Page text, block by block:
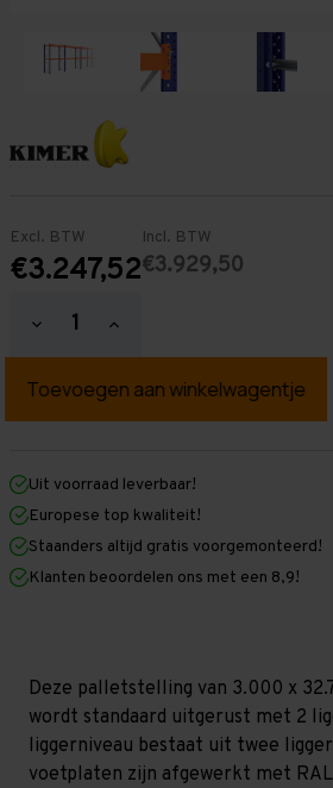
Excl. BTW
€3.247,52
Incl. BTW
€3.929,50
Hoeveelheid
verlagen
Palletstelling
mm
mm
x
1.100
mm
-
-
T80
Hoeveelheid
verhogen
Palletstelling
mm
mm
1.100
mm
(HxLxD)
-
T80
Uit voorraad leverbaar!
Europese top kwaliteit!
Staanders altijd gratis voorgemonteerd!
Klanten beoordelen ons met een 8,9!
Deze palletstelling van 3.000 x
wordt standaard uitgerust met 2
liggerniveau bestaat uit twee
voetplaten zijn afgewerkt met